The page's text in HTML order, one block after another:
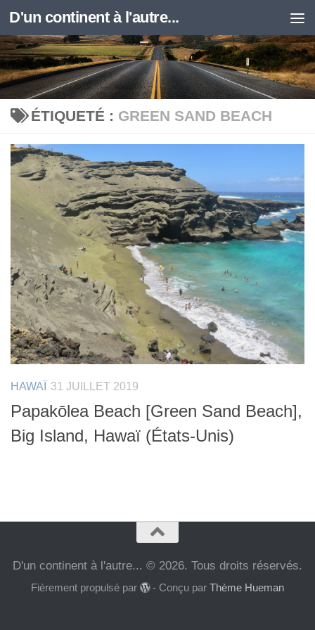
Skip to content
D'un continent à l'autre...
ÉTIQUETÉ : GREEN SAND BEACH
HAWAÏ 31 JUILLET 2019
Papakōlea Beach [Green Sand Beach],
Big Island, Hawaï (États-Unis)
D'un continent à l'autre... © 2026. Tous droits réservés.
Fièrement propulsé par - Conçu parThème Hueman